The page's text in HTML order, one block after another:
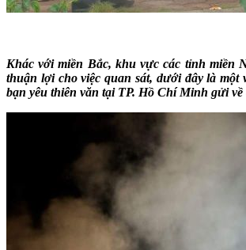
Khác với miền Bắc, khu vực các tỉnh miền
thuận lợi cho việc quan sát, dưới đây là một
bạn yêu thiên văn tại TP. Hồ Chí Minh gửi